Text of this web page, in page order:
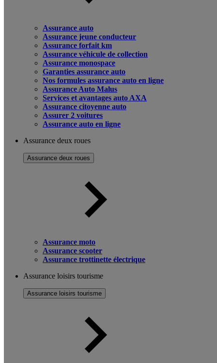
Assurance auto
Assurance jeune conducteur
Assurance forfait km
Assurance véhicule de collection
Assurance monospace
Garanties assurance auto
Nos formules assurance auto en ligne
Assurance Auto Malus
Services et avantages auto AXA
Assurance citoyenne auto
Assurer 2 voitures
Assurance auto en ligne
Assurance deux roues
Assurance deux roues
Assurance moto
Assurance scooter
Assurance trottinette électrique
Assurance loisirs tourisme
Assurance loisirs tourisme